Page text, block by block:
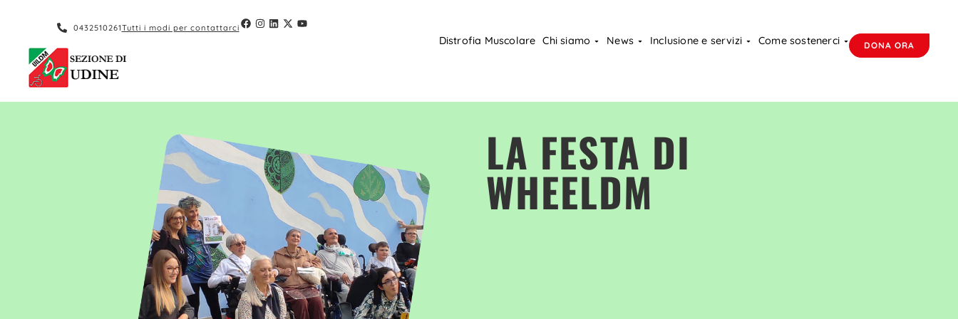
0432510261Tutti i modi per contattarci
Distrofia Muscolare Chi siamo News Inclusione e servizi Come sostenerci DONA ORA
LA FESTA DI
WHEELDM